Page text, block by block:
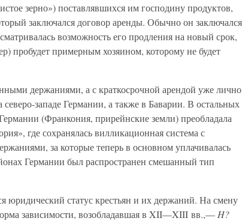
зерно») поставлявшихся им господину продуктов,
заключался договор аренды. Обычно он заключался
возможность его продления на новый срок,
пробудет примерным хозяином, которому не будет
держаниями, а с краткосрочной арендой уже лично
северо-западе Германии, а также в Баварии. В остальных
(Франкония, прирейнские земли) преобладала
где сохранялась вилликационная система с
за которые теперь в основном уплачивалась
Германии был распространен смешанный тип
юридический статус крестьян и их держаний. На смену
зависимости, возобладавшая в XII—XIII вв.,— H?